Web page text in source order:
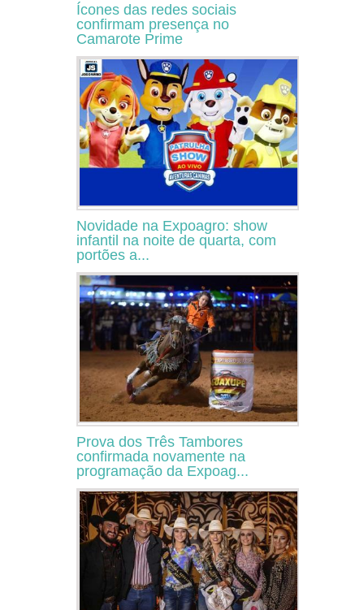
Ícones das redes sociais
confirmam presença no
Camarote Prime
Novidade na Expoagro: show
infantil na noite de quarta, com
portões a...
Prova dos Três Tambores
confirmada novamente na
programação da Expoag...